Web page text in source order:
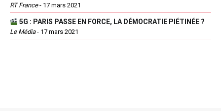
RT France- 17 mars 2021
5G : PARIS PASSE EN FORCE, LA DÉMOCRATIE PIÉTINÉE ?
Le Média- 17 mars 2021